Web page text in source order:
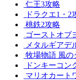
仁王3攻略
ドラクエ1・2
桃鉄2攻略
ゴーストオブ
メタルギアデ
牧場物語 風の
ドンキーコン
マリオカート